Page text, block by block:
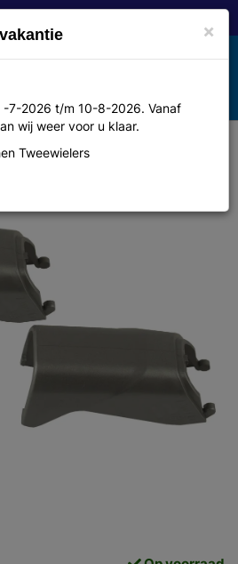
hs11 metallic
×
-7-2026 t/m 10-8-2026. Vanaf
wij weer voor u klaar.
Tweewielers